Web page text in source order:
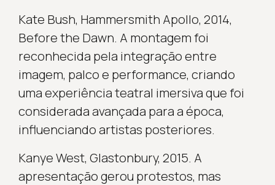
Kate Bush, Hammersmith Apollo, 2014,
Before the Dawn. A montagem foi
reconhecida pela integração entre
imagem, palco e performance, criando
uma experiência teatral imersiva que foi
considerada avançada para a época,
influenciando artistas posteriores.
Kanye West, Glastonbury, 2015. A
apresentação gerou protestos, mas